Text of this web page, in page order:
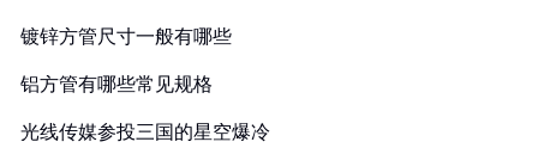
镀锌方管尺寸一般有哪些
铝方管有哪些常见规格
光线传媒参投三国的星空爆冷